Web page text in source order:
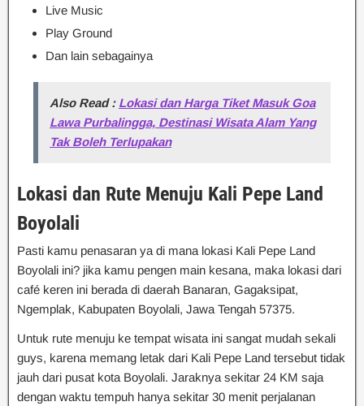
Live Music
Play Ground
Dan lain sebagainya
Also Read : Lokasi dan Harga Tiket Masuk Goa
Lawa Purbalingga, Destinasi Wisata Alam Yang
Tak Boleh Terlupakan
Lokasi dan Rute Menuju Kali Pepe Land
Boyolali
Pasti kamu penasaran ya di mana lokasi Kali Pepe Land
Boyolali ini? jika kamu pengen main kesana, maka lokasi dari
café keren ini berada di daerah Banaran, Gagaksipat,
Ngemplak, Kabupaten Boyolali, Jawa Tengah 57375.
Untuk rute menuju ke tempat wisata ini sangat mudah sekali
guys, karena memang letak dari Kali Pepe Land tersebut tidak
jauh dari pusat kota Boyolali. Jaraknya sekitar 24 KM saja
dengan waktu tempuh hanya sekitar 30 menit perjalanan